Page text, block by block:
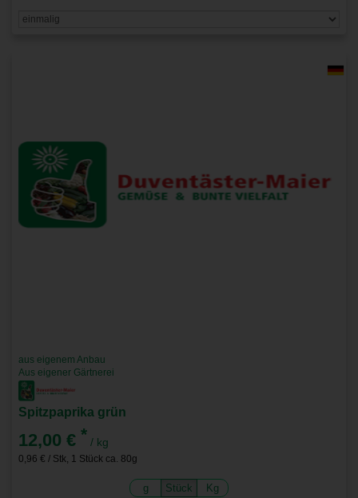
aus eigenem Anbau
Aus eigener Gärtnerei
Spitzpaprika grün
12,00 € * / kg
0,96 € / Stk, 1 Stück ca. 80g
g Stück Kg